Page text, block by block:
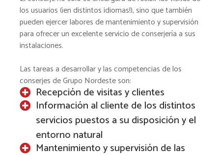
los usuarios (¡en distintos idiomas!), sino que también
pueden ejercer labores de mantenimiento y supervisión
para ofrecer un excelente servicio de conserjería a sus
instalaciones.
Las tareas a desarrollar y las competencias de los
conserjes de Grupo Nordeste son:
Recepción de visitas y clientes
Información al cliente de los distintos
servicios puestos a su disposición y el
entorno natural
Mantenimiento y supervisión de las